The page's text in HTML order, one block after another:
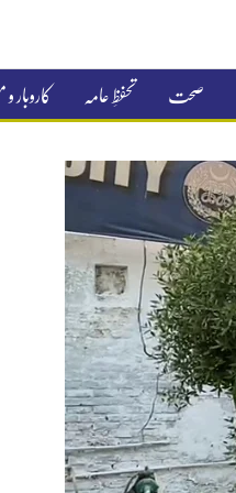
صحت تحفظِ عامہ کاروبار